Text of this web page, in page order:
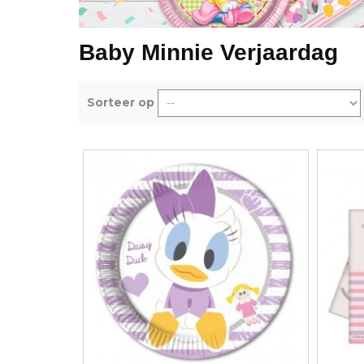
Verjaardag
Verjaardag
Baby Minnie Verjaardag
Sorteer op